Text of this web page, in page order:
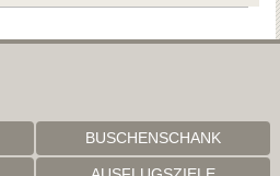
BUSCHENSCHANK